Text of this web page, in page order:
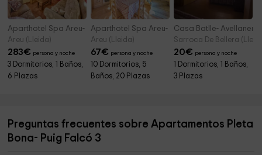
Aparthotel Spa Areu- Casa 6 pax
Areu (Lleida)
283€ persona y noche
3 Dormitorios, 1 Baños,
6 Plazas
Aparthotel Spa Areu- Casas 4 pax
Areu (Lleida)
67€ persona y noche
10 Dormitorios, 5
Baños, 20 Plazas
Casa Batlle- Avellaner
Sarroca De Bellera
20€ persona y noche
1 Dormitorios, 1 Baños,
3 Plazas
Preguntas frecuentes sobre Apartamentos Pleta
Bona- Puig Falcó 3